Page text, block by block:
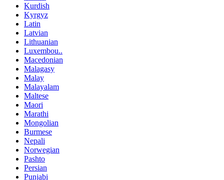
Kurdish
Kyrgyz
Latin
Latvian
Lithuanian
Luxembou..
Macedonian
Malagasy
Malay
Malayalam
Maltese
Maori
Marathi
Mongolian
Burmese
Nepali
Norwegian
Pashto
Persian
Punjabi